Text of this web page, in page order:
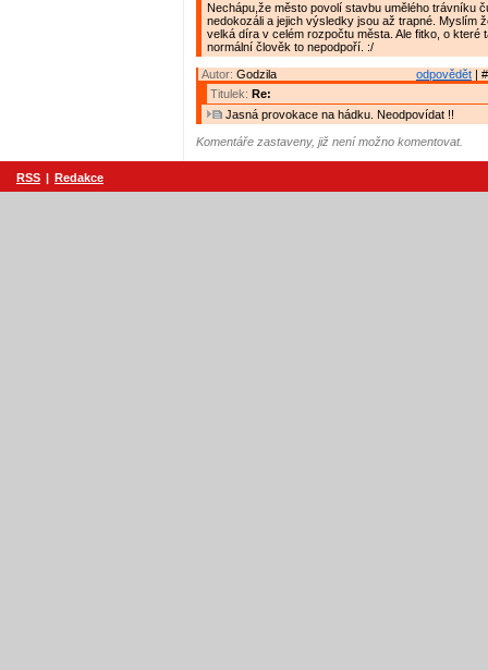
Nechápu,že město povolí stavbu umělého trávníku
nedokozáli a jejich výsledky jsou až trapné. Myslím
velká díra v celém rozpočtu města. Ale fitko, o které
normální člověk to nepodpoří. :/
odpovědět |
Autor: Godzila
Titulek: Re:
Jasná provokace na hádku. Neodpovídat !!
Komentáře zastaveny, již není možno komentovat.
RSS | Redakce